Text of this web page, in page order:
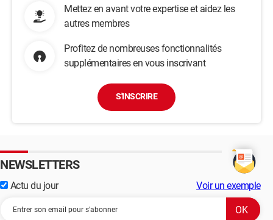
Mettez en avant votre expertise et aidez les
autres membres
Profitez de nombreuses fonctionnalités
supplémentaires en vous inscrivant
S'INSCRIRE
NEWSLETTERS
Actu du jour Voir un exemple